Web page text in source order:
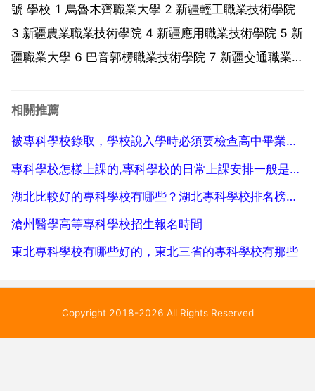
校。重點學科 一級學科國家重點學科 個 電...
號 學校 1 烏魯木齊職業大學 2 新疆輕工職業技術學院
3 新疆農業職業技術學院 4 新疆應用職業技術學院 5 新
疆職業大學 6 巴音郭楞職業技術學院 7 新疆交通職業技
院 10 新疆石河子職業技術學院 11 和田師范專科學校
相關推薦
被專科學校錄取，學校說入學時必須要檢查高中畢業證可我會考沒過沒有畢業證。會不會無法入學
專科學校怎樣上課的,專科學校的日常上課安排一般是怎樣的？會不會像高中的一樣整天都有課？
湖北比較好的專科學校有哪些？湖北專科學校排名榜公辦
滄州醫學高等專科學校招生報名時間
東北專科學校有哪些好的，東北三省的專科學校有那些
Copyright 2018-2026 All Rights Reserved